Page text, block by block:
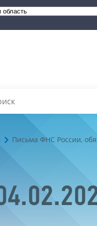
Письма ФНС России,